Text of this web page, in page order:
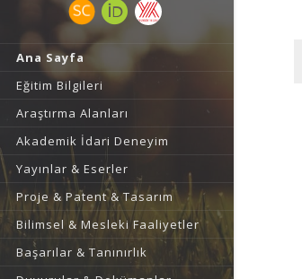
Ana Sayfa
Eğitim Bilgileri
Araştırma Alanları
Akademik İdari Deneyim
Yayınlar & Eserler
Proje & Patent & Tasarım
Bilimsel & Mesleki Faaliyetler
Başarılar & Tanınırlık